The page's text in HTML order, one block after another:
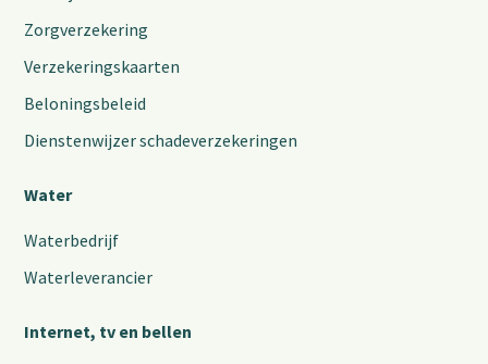
Zorgverzekering
Verzekeringskaarten
Beloningsbeleid
Dienstenwijzer schadeverzekeringen
Water
Waterbedrijf
Waterleverancier
Internet, tv en bellen